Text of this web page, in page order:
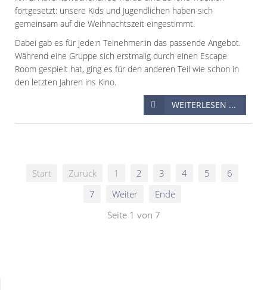
fortgesetzt: unsere Kids und Jugendlichen haben sich
gemeinsam auf die Weihnachtszeit eingestimmt.
Dabei gab es für jede:n Teinehmer:in das passende Angebot.
Während eine Gruppe sich erstmalig durch einen Escape
Room gespielt hat, ging es für den anderen Teil wie schon in
den letzten Jahren ins Kino.
WEITERLESEN ...
Start Zurück 1 2 3 4 5
6
7
Weiter
Ende
Seite 1 von 7